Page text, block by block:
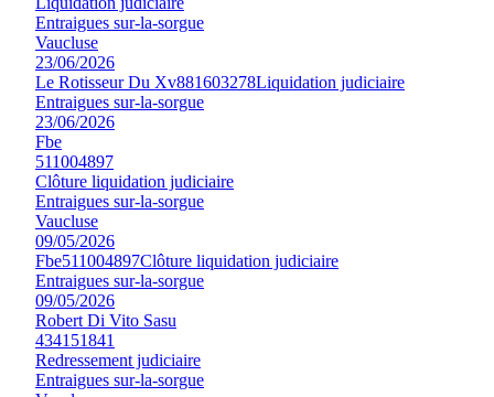
Entraigues sur-la-sorgue
Vaucluse
23/06/2026
Le Rotisseur Du Xv881603278Liquidation judiciaire
Entraigues sur-la-sorgue
23/06/2026
Fbe
511004897
Clôture liquidation judiciaire
Entraigues sur-la-sorgue
Vaucluse
09/05/2026
Fbe511004897Clôture liquidation judiciaire
Entraigues sur-la-sorgue
09/05/2026
Robert Di Vito Sasu
434151841
Redressement judiciaire
Entraigues sur-la-sorgue